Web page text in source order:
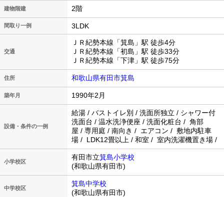
建物階建 2階
間取り一例 3LDK
交通
ＪＲ紀勢本線「箕島」駅 徒歩4分
ＪＲ紀勢本線「初島」駅 徒歩33分
ＪＲ紀勢本線「下津」駅 徒歩75分
住所 和歌山県有田市箕島
築年月 1990年2月
設備・条件の一例
給湯 / バストイレ別 / 洗面所独立 / シャワー付
洗面台 / 温水洗浄便座 / 洗面化粧台 / 角部
屋 / 専用庭 / 南向き / エアコン / 敷地内駐車
場 / LDK12畳以上 / 和室 / 室内洗濯機置き場 /
小学校区
有田市立箕島小学校
(和歌山県有田市)
中学校区
箕島中学校
(和歌山県有田市)